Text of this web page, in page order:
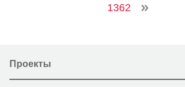
1362
Проекты